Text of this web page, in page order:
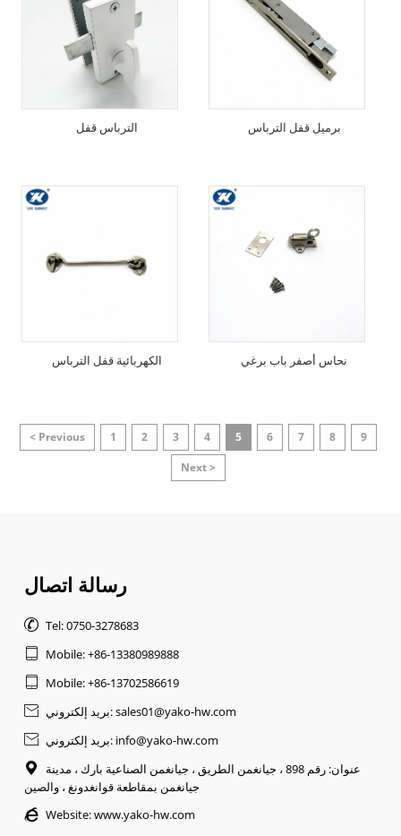
الترباس قفل برميل قفل الترباس
الكهربائية قفل الترباس نحاس أصفر باب برغي
< Previous 1 2 3 4 5 6 7 8
9
Next >
رسالة اتصال
 Tel: 0750-3278683
 Mobile: +86-13380989888
 Mobile: +86-13702586619
 بريد إلكتروني: sales01@yako-hw.com
 بريد إلكتروني: info@yako-hw.com

عنوان: رقم 898 ، جيانغمن الطريق ، جيانغمن الصناعية بارك ، مدينة
جيانغمن بمقاطعة قوانغدونغ ، والصين
 Website:www.yako-hw.com